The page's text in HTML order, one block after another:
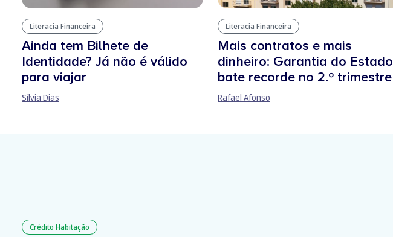
Literacia Financeira
Ainda tem Bilhete de
Identidade? Já não é válido
para viajar
Sílvia Dias
Literacia Financeira
Mais contratos e mais
dinheiro: Garantia do Estado
bate recorde no 2.º trimestre
Rafael Afonso
Crédito Habitação